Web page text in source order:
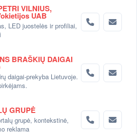
VILNIUS,
UAB
LED juostelės ir profiliai,
BRAŠKIŲ DAIGAI
daigai-prekyba Lietuvoje.
GRUPĖ
grupė, kontekstinė,
reklama